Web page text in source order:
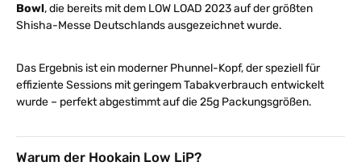
Bowl, die bereits mit dem LOW LOAD 2023 auf der größten
Shisha-Messe Deutschlands ausgezeichnet wurde.
Das Ergebnis ist ein moderner Phunnel-Kopf, der speziell für
effiziente Sessions mit geringem Tabakverbrauch entwickelt
wurde – perfekt abgestimmt auf die 25g Packungsgrößen.
Warum der Hookain Low LiP?